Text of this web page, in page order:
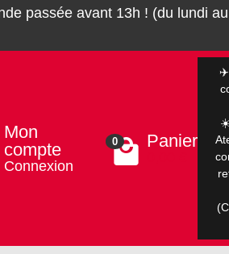
passée avant 13h ! (du lundi
Mon
compte
Connexion
0 Panier
✈️